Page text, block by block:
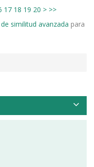
17 18 19 20 > >>
similitud avanzada para